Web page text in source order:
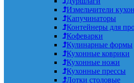
Измельчители
Капучинаторы
Контейнеры для
Кофеварки
Кулинарные формы
Кухонные коврики
Кухонные ножи
Кухонные прессы
Лотки столовые